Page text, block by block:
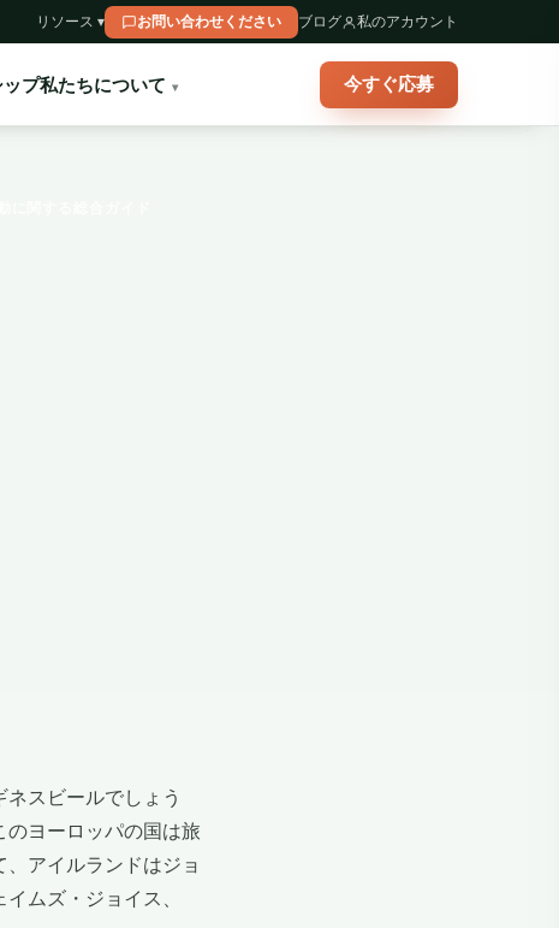
リソース ▾ お問い合わせください ブログ 私のアカウント
プ私たちについて 今すぐ応募
スビールでしょう
ヨーロッパの国は旅
アイルランドはジョ
ムズ・ジョイス、